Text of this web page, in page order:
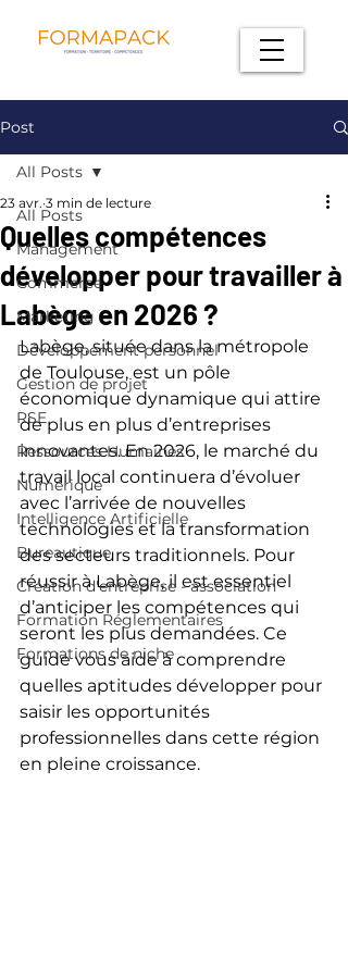
Post
All Posts
Management
Commerce
Marketing
Développement personnel
Gestion de projet
RSE
Ressources Humaines
Numérique
Intelligence Artificielle
Bureautique
Création d'entreprise - association
Formation Réglementaires
Formations de niche
All Posts
Quelles compétences
développer pour travailler à
Labège en 2026 ?
23 avr. 3 min de lecture
Labège, située dans la métropole
de Toulouse, est un pôle
économique dynamique qui attire
de plus en plus d’entreprises
innovantes. En 2026, le marché du
travail local continuera d’évoluer
avec l’arrivée de nouvelles
technologies et la transformation
des secteurs traditionnels. Pour
réussir à Labège, il est essentiel
d’anticiper les compétences qui
seront les plus demandées. Ce
guide vous aide à comprendre
quelles aptitudes développer pour
saisir les opportunités
professionnelles dans cette région
en pleine croissance.